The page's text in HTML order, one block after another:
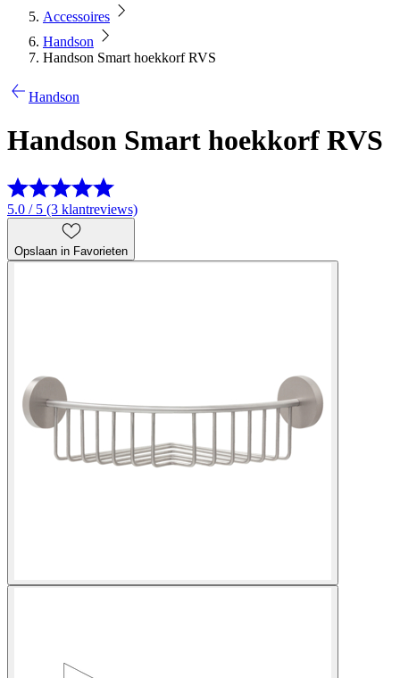
Accessoires
Handson
Handson Smart hoekkorf RVS
Handson
Handson Smart hoekkorf RVS
5.0 / 5 (3 klantreviews)
Opslaan in Favorieten